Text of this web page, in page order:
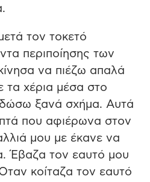
τον τοκετό
περιποίησης των
να πιέζω απαλά
τα χέρια μέσα στο
ξανά σχήμα. Αυτά
που αφιέρωνα στον
μου με έκανε να
Έβαζα τον εαυτό μου
κοίταζα τον εαυτό